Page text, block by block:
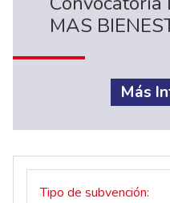
MAS
Más
Tipo de subvención